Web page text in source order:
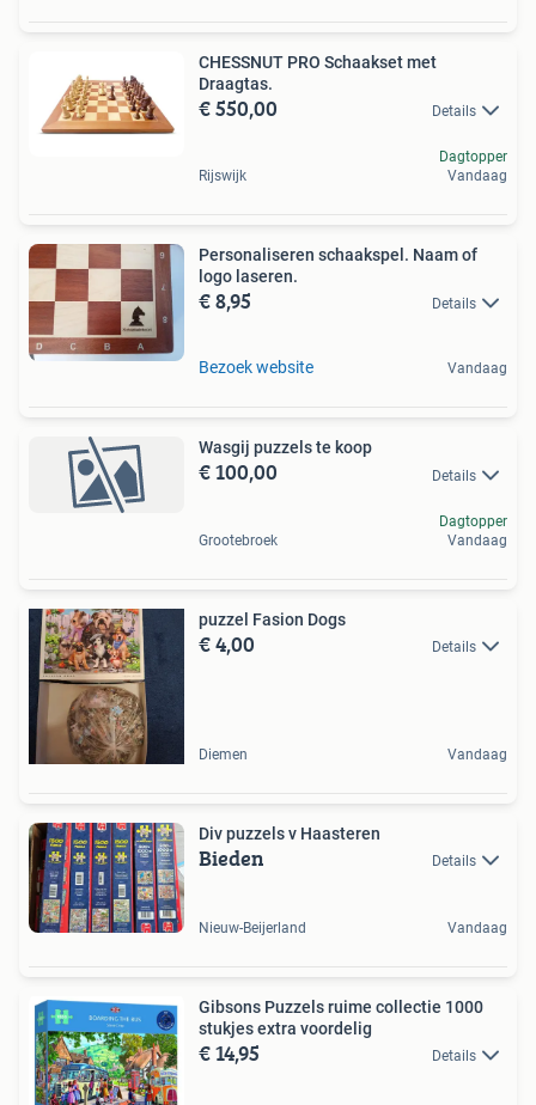
CHESSNUT PRO Schaakset met
Draagtas.
€ 550,00 Details
Rijswijk
Dagtopper
Vandaag
Personaliseren schaakspel. Naam of
logo laseren.
€ 8,95 Details
Bezoek website Vandaag
Wasgij puzzels te koop
€ 100,00 Details
Grootebroek
Dagtopper
Vandaag
puzzel Fasion Dogs
€ 4,00 Details
Diemen Vandaag
Div puzzels v Haasteren
Bieden Details
Nieuw-Beijerland Vandaag
Gibsons Puzzels ruime collectie 1000
stukjes extra voordelig
€ 14,95 Details